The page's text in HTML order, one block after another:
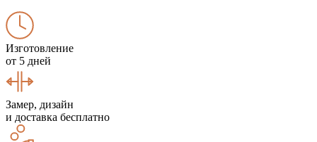
Изготовление
от 5 дней
Замер, дизайн
и доставка бесплатно